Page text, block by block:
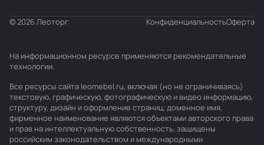
© 2026 Леоторг КонфиденциальностьОферта
На информационном ресурсе применяются рекомендательные
технологии.
Все ресурсы сайта leomebel.ru, включая (но не ограничиваясь)
текстовую, графическую, фотографическую и видео информацию,
структуру, дизайн и оформление страниц, доменное имя,
фирменное наименование являются объектами авторского права
и прав на интеллектуальную собственность, защищены
российским законодательством и международными